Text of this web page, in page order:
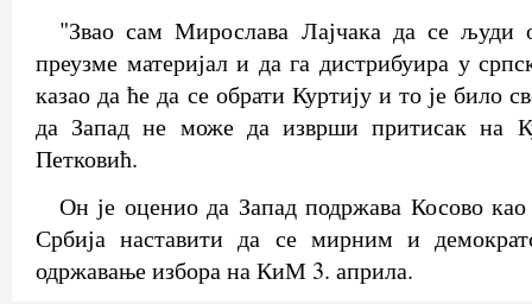
"Звао сам Мирослава Лајчака да се
преузме материјал и да га дистрибуира у
казао да ће да се обрати Куртију и то је било
да Запад не може да изврши притисак на
Петковић.
Он је оценио да Запад подржава Косово као
Србија наставити да се мирним и
одржавање избора на КиМ 3. априла.